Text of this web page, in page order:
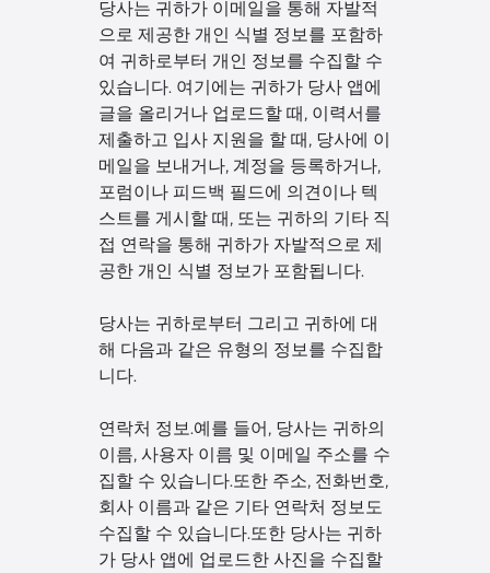
당사는 귀하가 이메일을 통해 자발적
으로 제공한 개인 식별 정보를 포함하
여 귀하로부터 개인 정보를 수집할 수
있습니다. 여기에는 귀하가 당사 앱에
글을 올리거나 업로드할 때, 이력서를
제출하고 입사 지원을 할 때, 당사에 이
메일을 보내거나, 계정을 등록하거나,
포럼이나 피드백 필드에 의견이나 텍
스트를 게시할 때, 또는 귀하의 기타 직
접 연락을 통해 귀하가 자발적으로 제
공한 개인 식별 정보가 포함됩니다.
당사는 귀하로부터 그리고 귀하에 대
해 다음과 같은 유형의 정보를 수집합
니다.
연락처 정보.예를 들어, 당사는 귀하의
이름, 사용자 이름 및 이메일 주소를 수
집할 수 있습니다.또한 주소, 전화번호,
회사 이름과 같은 기타 연락처 정보도
수집할 수 있습니다.또한 당사는 귀하
가 당사 앱에 업로드한 사진을 수집할